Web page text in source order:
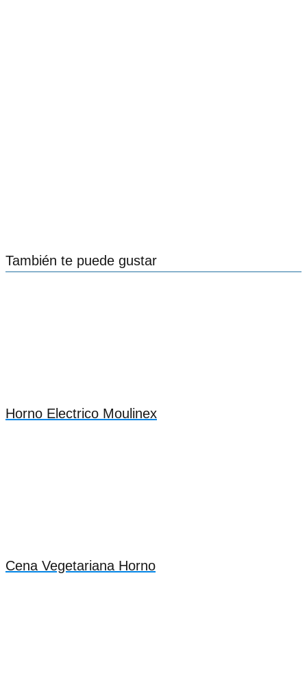
También te puede gustar
Horno Electrico Moulinex
Cena Vegetariana Horno